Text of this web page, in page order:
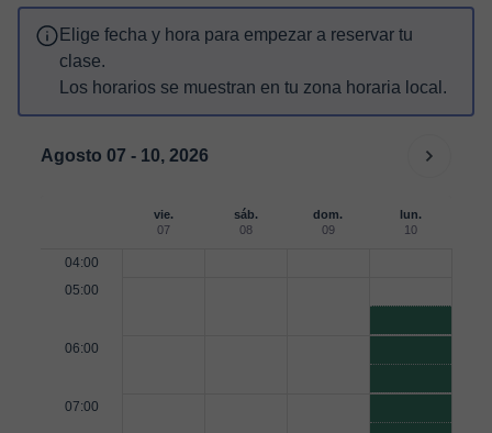
Elige fecha y hora para empezar a reservar tu
clase.
Los horarios se muestran en tu zona horaria local.
Agosto 07 - 10, 2026
vie.
07
sáb.
08
dom.
09
lun.
10
04:00
05:00
06:00
07:00